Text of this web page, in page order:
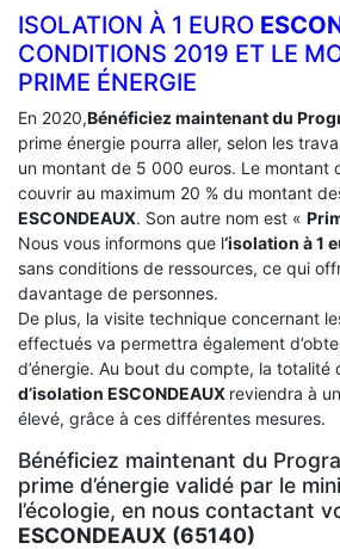
ISOLATION À 1 EURO
CONDITIONS 2019 ET LE
PRIME ÉNERGIE
En 2020,Bénéficiez maintenant du
prime énergie pourra aller, selon les
un montant de 5 000 euros. Le montant
couvrir au maximum 20 % du montant
ESCONDEAUX. Son autre nom est «
Nous vous informons que l‘isolation à 1
sans conditions de ressources, ce qui
davantage de personnes.
De plus, la visite technique concernant
effectués va permettra également
d’énergie. Au bout du compte, la totalité
d’isolation ESCONDEAUX reviendra à
élevé, grâce à ces différentes mesures.
Bénéficiez maintenant du
prime d’énergie validé par le
l’écologie, en nous contactant
ESCONDEAUX (65140)